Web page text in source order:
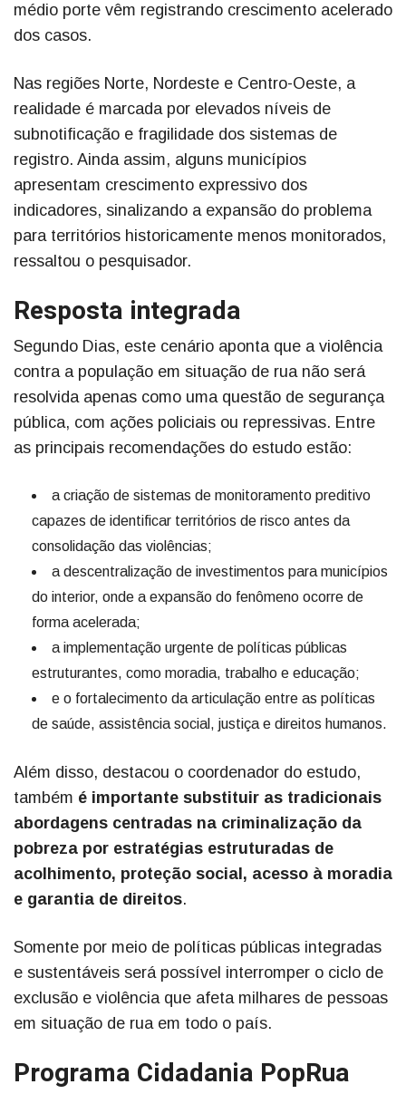
médio porte vêm registrando crescimento acelerado
dos casos.
Nas regiões Norte, Nordeste e Centro-Oeste, a
realidade é marcada por elevados níveis de
subnotificação e fragilidade dos sistemas de
registro. Ainda assim, alguns municípios
apresentam crescimento expressivo dos
indicadores, sinalizando a expansão do problema
para territórios historicamente menos monitorados,
ressaltou o pesquisador.
Resposta integrada
Segundo Dias, este cenário aponta que a violência
contra a população em situação de rua não será
resolvida apenas como uma questão de segurança
pública, com ações policiais ou repressivas. Entre
as principais recomendações do estudo estão:
a criação de sistemas de monitoramento preditivo
capazes de identificar territórios de risco antes da
consolidação das violências;
a descentralização de investimentos para municípios
do interior, onde a expansão do fenômeno ocorre de
forma acelerada;
a implementação urgente de políticas públicas
estruturantes, como moradia, trabalho e educação;
e o fortalecimento da articulação entre as políticas
de saúde, assistência social, justiça e direitos humanos.
Além disso, destacou o coordenador do estudo,
também é importante substituir as tradicionais
abordagens centradas na criminalização da
pobreza por estratégias estruturadas de
acolhimento, proteção social, acesso à moradia
e garantia de direitos.
Somente por meio de políticas públicas integradas
e sustentáveis será possível interromper o ciclo de
exclusão e violência que afeta milhares de pessoas
em situação de rua em todo o país.
Programa Cidadania PopRua